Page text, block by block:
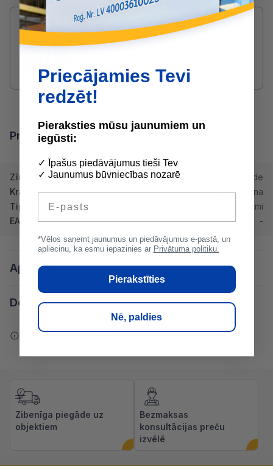
Radušies jautājumi par produktu?
SAZINIES AR DRUVIS:
2233 5731
Produkta īpašības
Zīmols
Toode
Krāsa
RR29/Sarkana
Tips
Stiprinājumi
EAN
-
Apraksts
Dokumentācija
Ziņot par kļūdu saturā
Zibenīga piegāde uz
objektiem
Bezmaksas
konsultācijas preču
izvēlē
Priecājamies Tevi
redzēt!
Pieraksties mūsu jaunumiem un
iegūsti:
✓ Īpašus piedāvājumus tieši Tev
✓ Jaunumus būvniecības nozarē
*Vēlos saņemt jaunumus un piedāvājumus e-pastā, un
apliecinu, ka esmu iepazinies ar Privātuma politiku.
Pierakstīties
Nē, paldies